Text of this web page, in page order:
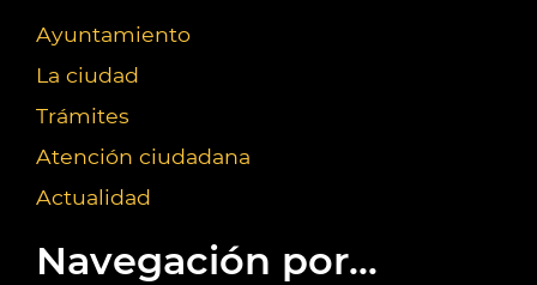
Ayuntamiento
La ciudad
Trámites
Atención ciudadana
Actualidad
Navegación por...